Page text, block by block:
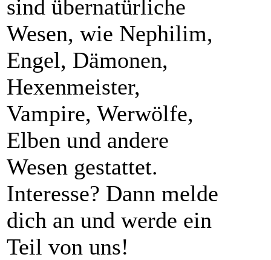
sind übernatürliche
Wesen, wie Nephilim,
Engel, Dämonen,
Hexenmeister,
Vampire, Werwölfe,
Elben und andere
Wesen gestattet.
Interesse? Dann melde
dich an und werde ein
Teil von uns!